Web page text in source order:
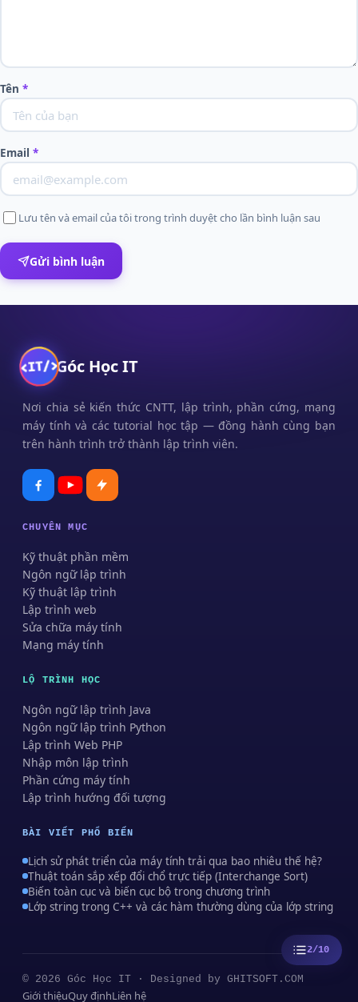
Tên *
Email *
Lưu tên và email của tôi trong trình duyệt cho lần bình luận sau
Gửi bình luận
Góc Học IT
Nơi chia sẻ kiến thức CNTT, lập trình, phần cứng, mạng
máy tính và các tutorial học tập — đồng hành cùng bạn
trên hành trình trở thành lập trình viên.
CHUYÊN MỤC
Kỹ thuật phần mềm
Ngôn ngữ lập trình
Kỹ thuật lập trình
Lập trình web
Sửa chữa máy tính
Mạng máy tính
LỘ TRÌNH HỌC
Ngôn ngữ lập trình Java
Ngôn ngữ lập trình Python
Lập trình Web PHP
Nhập môn lập trình
Phần cứng máy tính
Lập trình hướng đối tượng
BÀI VIẾT PHỔ BIẾN
Lịch sử phát triển của máy tính trải qua bao nhiêu thế hệ?
Thuật toán sắp xếp đổi chổ trực tiếp (Interchange Sort)
Biến toàn cục và biến cục bộ trong chương trình
Lớp string trong C++ và các hàm thường dùng của lớp string
© 2026 Góc Học IT · Designed by GHITSOFT.COM
Giới thiệuQuy địnhLiên hệ
2/10